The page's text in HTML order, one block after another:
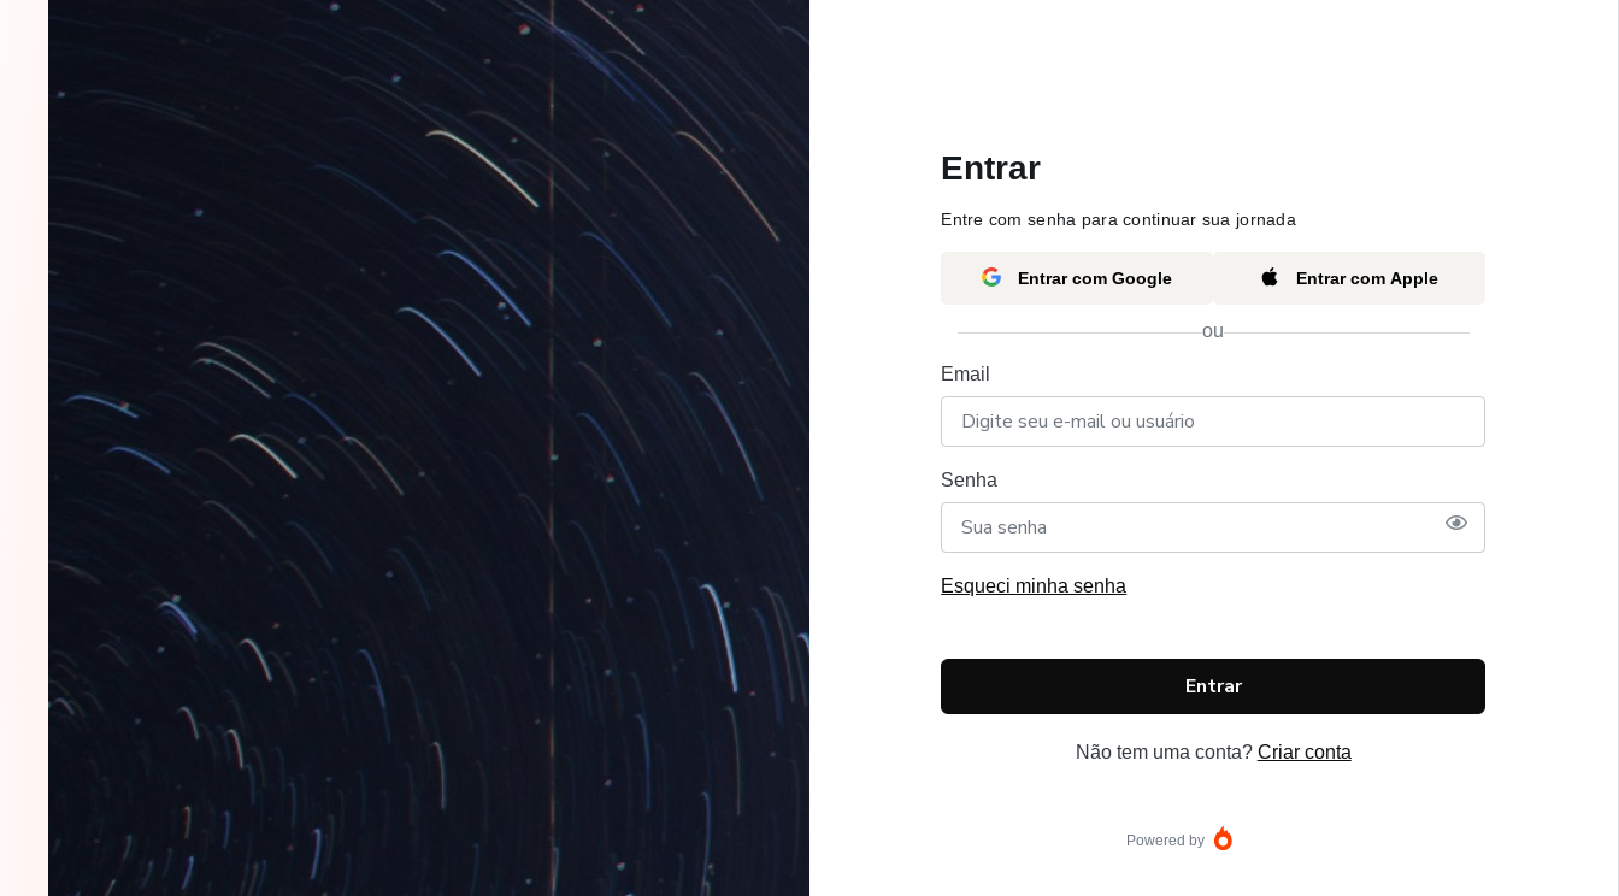
Entrar
Entre com senha para continuar sua jornada
Entrar com Google Entrar com Apple
ou
Email
Senha
Esqueci minha senha
Entrar
Não tem uma conta? Criar conta
Powered by